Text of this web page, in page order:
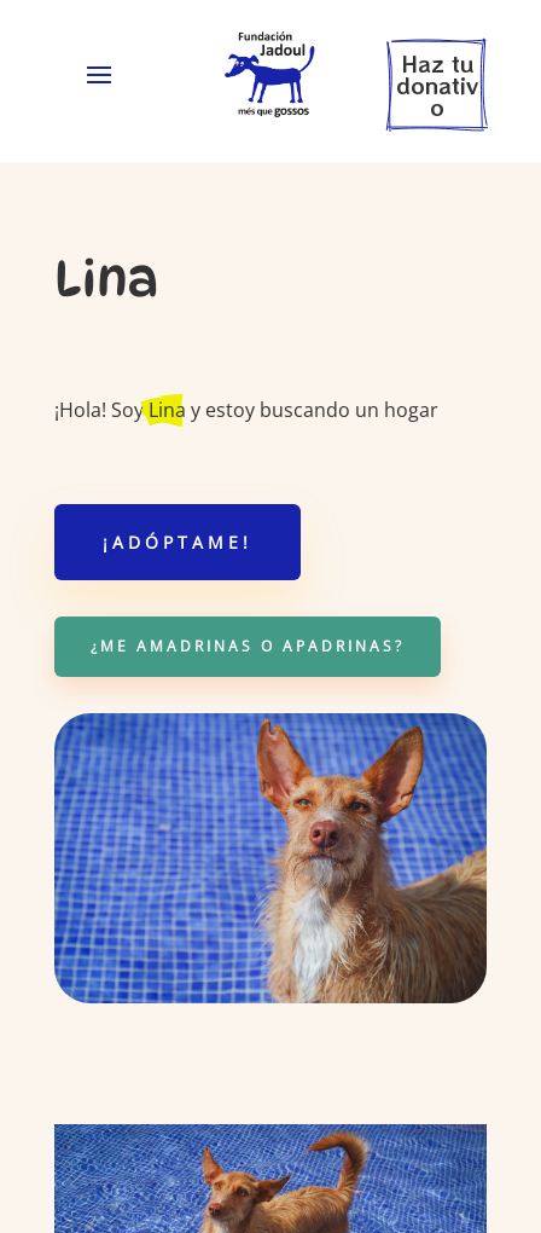
Haz tu
donativ
o
Lina
¡Hola! SoyLina y estoy buscando un hogar
¡ADÓPTAME!
¿ME AMADRINAS O APADRINAS?